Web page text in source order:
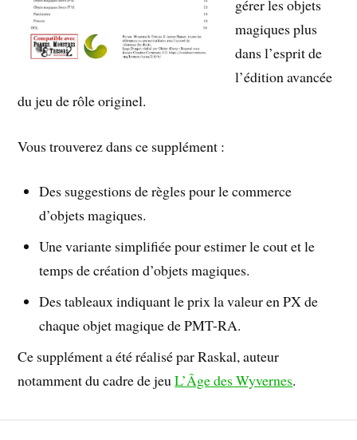
gérer les objets
magiques plus
dans l’esprit de
l’édition avancée
du jeu de rôle originel.
Vous trouverez dans ce supplément :
Des suggestions de règles pour le commerce
d’objets magiques.
Une variante simplifiée pour estimer le cout et le
temps de création d’objets magiques.
Des tableaux indiquant le prix la valeur en PX de
chaque objet magique de PMT-RA.
Ce supplément a été réalisé par Raskal, auteur
notamment du cadre de jeuL’Âge des Wyvernes.